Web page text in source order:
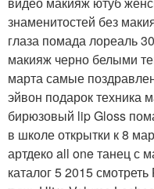
знаменитостей без
глаза помада лореаль
макияж черно белыми
марта самые
эйвон подарок техника
бирюзовый lip Gloss
в школе открытки к 8
артдеко all one танец с
каталог 5 2015